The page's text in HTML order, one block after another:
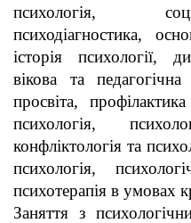
психологія,
психодіагностика,
історія психології,
вікова та
просвіта, профілактика
психологія,
конфліктологія та
психологія,
психотерапія в умовах
Заняття з